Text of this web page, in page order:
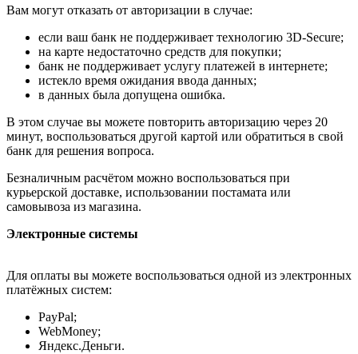
Вам могут отказать от авторизации в случае:
если ваш банк не поддерживает технологию 3D-Secure;
на карте недостаточно средств для покупки;
банк не поддерживает услугу платежей в интернете;
истекло время ожидания ввода данных;
в данных была допущена ошибка.
В этом случае вы можете повторить авторизацию через 20
минут, воспользоваться другой картой или обратиться в свой
банк для решения вопроса.
Безналичным расчётом можно воспользоваться при
курьерской доставке, использовании постамата или
самовывоза из магазина.
Электронные системы
Для оплаты вы можете воспользоваться одной из электронных
платёжных систем:
PayPal;
WebMoney;
Яндекс.Деньги.